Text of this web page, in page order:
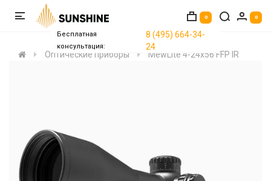
0 0
Бесплатная
консультация:
8 (495) 664-34-
24
Оптические приборы
MewLite 4-24x56 FFP IR